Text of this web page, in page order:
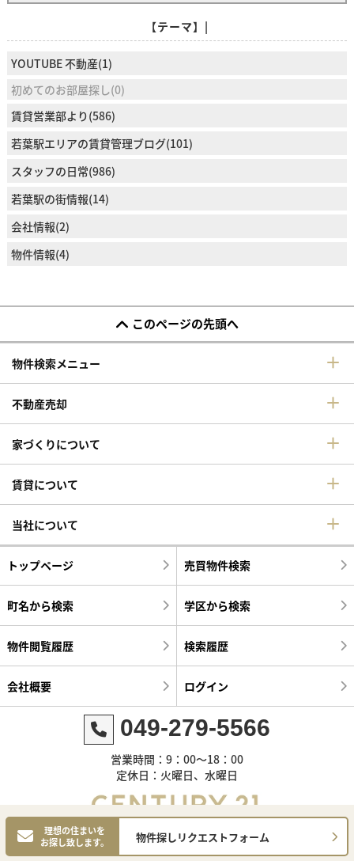
理想の住まいを
お探し致します。
物件探しリクエストフォーム
【テーマ】|
YOUTUBE 不動産(1)
初めてのお部屋探し(0)
賃貸営業部より(586)
若葉駅エリアの賃貸管理ブログ(101)
スタッフの日常(986)
若葉駅の街情報(14)
会社情報(2)
物件情報(4)
このページの先頭へ
物件検索メニュー
不動産売却
家づくりについて
賃貸について
当社について
トップページ 売買物件検索
町名から検索 学区から検索
物件閲覧履歴 検索履歴
会社概要 ログイン
049-279-5566
営業時間：9：00～18：00
定休日：火曜日、水曜日